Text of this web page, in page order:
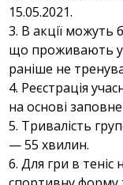
15.05.2021.
3. В акції можуть
що проживають у
раніше не
4. Реєстрація
на основі
5. Тривалість
— 55 хвилин.
6. Для гри в теніс